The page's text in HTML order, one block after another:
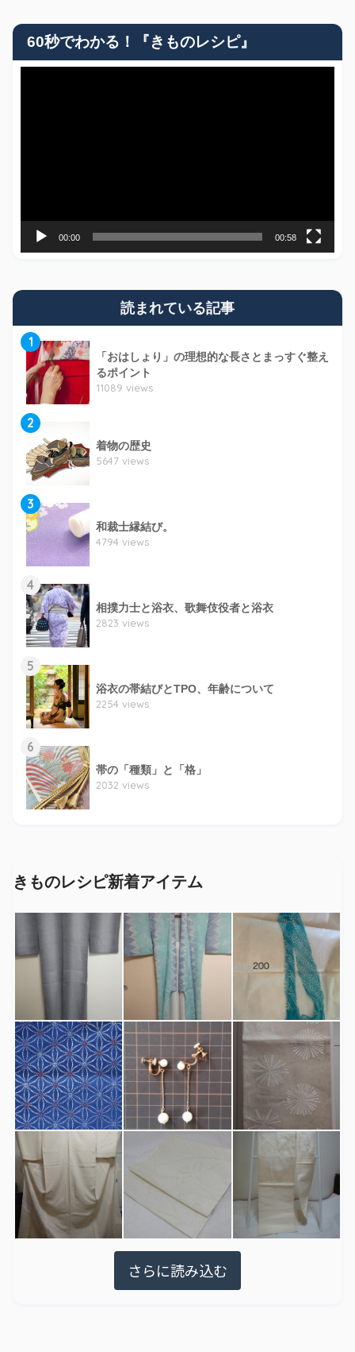
60秒でわかる！『きものレシピ』
00:00 00:58
読まれている記事
1
「おはしょり」の理想的な長さとまっすぐ整え
るポイント
11089 views
2
着物の歴史
5647 views
3
和裁士縁結び。
4794 views
4
相撲力士と浴衣、歌舞伎役者と浴衣
2823 views
5
浴衣の帯結びとTPO、年齢について
2254 views
6
帯の「種類」と「格」
2032 views
きものレシピ新着アイテム